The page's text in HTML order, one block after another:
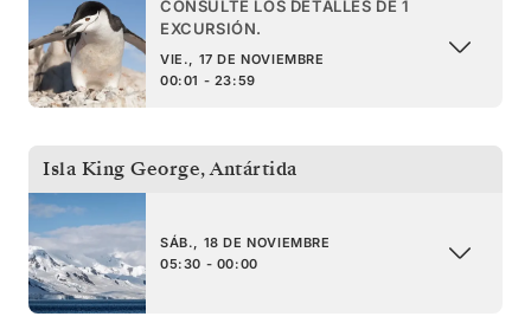
CONSULTE LOS DETALLES DE 1
EXCURSIÓN.
VIE., 17 DE NOVIEMBRE
00:01 - 23:59
Isla King George,Antártida
SÁB., 18 DE NOVIEMBRE
05:30 - 00:00